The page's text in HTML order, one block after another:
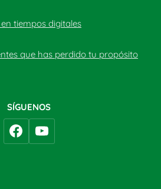
tiempos digitales
que has perdido tu propósito
SÍGUENOS